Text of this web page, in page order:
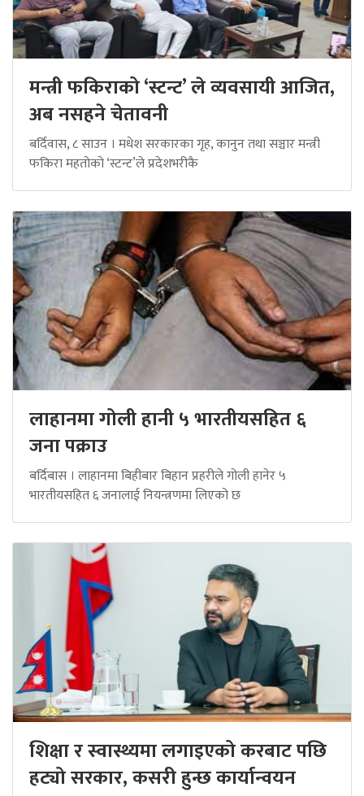
मन्त्री फकिराको ‘स्टन्ट’ ले व्यवसायी आजित,
अब नसहने चेतावनी
बर्दिवास, ८ साउन । मधेश सरकारका गृह, कानुन तथा सञ्चार मन्त्री
फकिरा महतोको ‘स्टन्ट’ले प्रदेशभरीकै
लाहानमा गोली हानी ५ भारतीयसहित ६
जना पक्राउ
बर्दिबास । लाहानमा बिहीबार बिहान प्रहरीले गोली हानेर ५
भारतीयसहित ६ जनालाई नियन्त्रणमा लिएको छ
शिक्षा र स्वास्थ्यमा लगाइएको करबाट पछि
हट्यो सरकार, कसरी हुन्छ कार्यान्वयन